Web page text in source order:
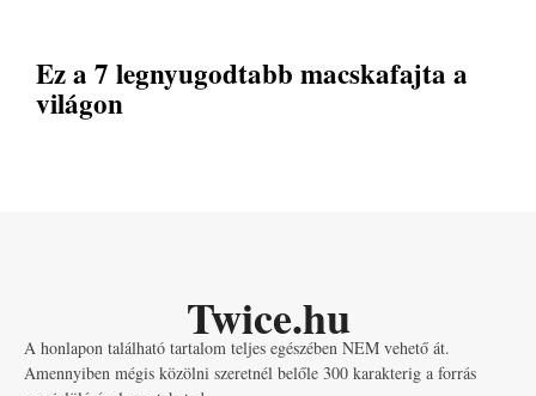
Ez a 7 legnyugodtabb macskafajta a
világon
Twice.hu
A honlapon található tartalom teljes egészében NEM vehető át.
Amennyiben mégis közölni szeretnél belőle 300 karakterig a forrás